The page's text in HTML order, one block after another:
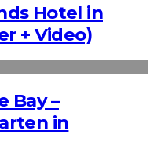
Hotel in
+ Video)
Bay –
in